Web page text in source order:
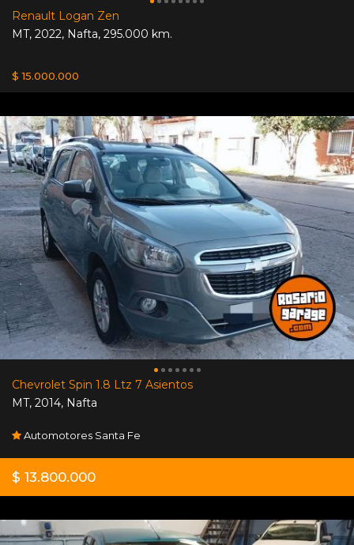
Renault Logan Zen
MT, 2022, Nafta, 295.000 km.
$ 15.000.000
Chevrolet Spin 1.8 Ltz 7 Asientos
MT, 2014, Nafta
Automotores Santa Fe
$ 13.800.000